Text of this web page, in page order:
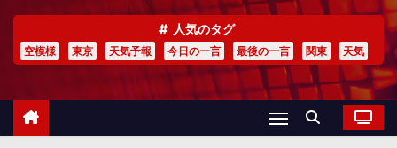
人気のタグ
空模様 東京 天気予報 今日の一言 最後の一言 関東 天気